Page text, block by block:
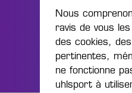
Nous
ravis de vous
des cookies,
pertinentes,
ne fonctionne
uhlsport à